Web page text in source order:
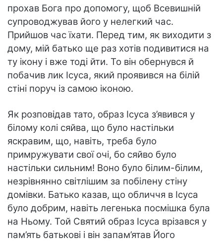
прохав Бога про допомогу, щоб Всевишній
супроводжував його у нелегкий час.
Прийшов час їхати. Перед тим, як виходити з
дому, мій батько ще раз хотів подивитися на
ту ікону і вже тоді йти. То він обернувся й
побачив лик Ісуса, який проявився на білій
стіні поруч із самою іконою.
Як розповідав тато, образ Ісуса з’явився у
білому колі сяйва, що було настільки
яскравим, що, навіть, треба було
примружувати свої очі, бо сяйво було
настільки сильним! Воно було білим-білим,
незрівнянно світлішим за побілену стіну
домівки. Батько казав, що обличчя в Ісуса
було добрим, навіть легенька посмішка була
на Ньому. Той Святий образ Ісуса врізався у
пам’ять батькові і він запам’ятав Його